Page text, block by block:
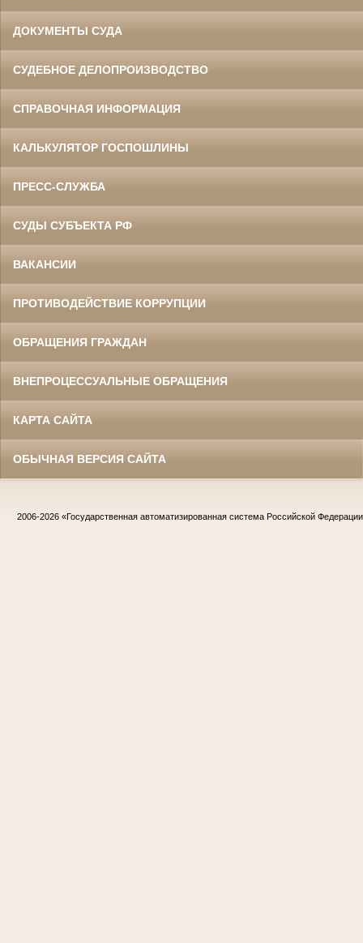
ДОКУМЕНТЫ СУДА
СУДЕБНОЕ ДЕЛОПРОИЗВОДСТВО
СПРАВОЧНАЯ ИНФОРМАЦИЯ
КАЛЬКУЛЯТОР ГОСПОШЛИНЫ
ПРЕСС-СЛУЖБА
СУДЫ СУБЪЕКТА РФ
ВАКАНСИИ
ПРОТИВОДЕЙСТВИЕ КОРРУПЦИИ
ОБРАЩЕНИЯ ГРАЖДАН
ВНЕПРОЦЕССУАЛЬНЫЕ ОБРАЩЕНИЯ
КАРТА САЙТА
ОБЫЧНАЯ ВЕРСИЯ САЙТА
2006-2026 «Государственная автоматизированная система Российской